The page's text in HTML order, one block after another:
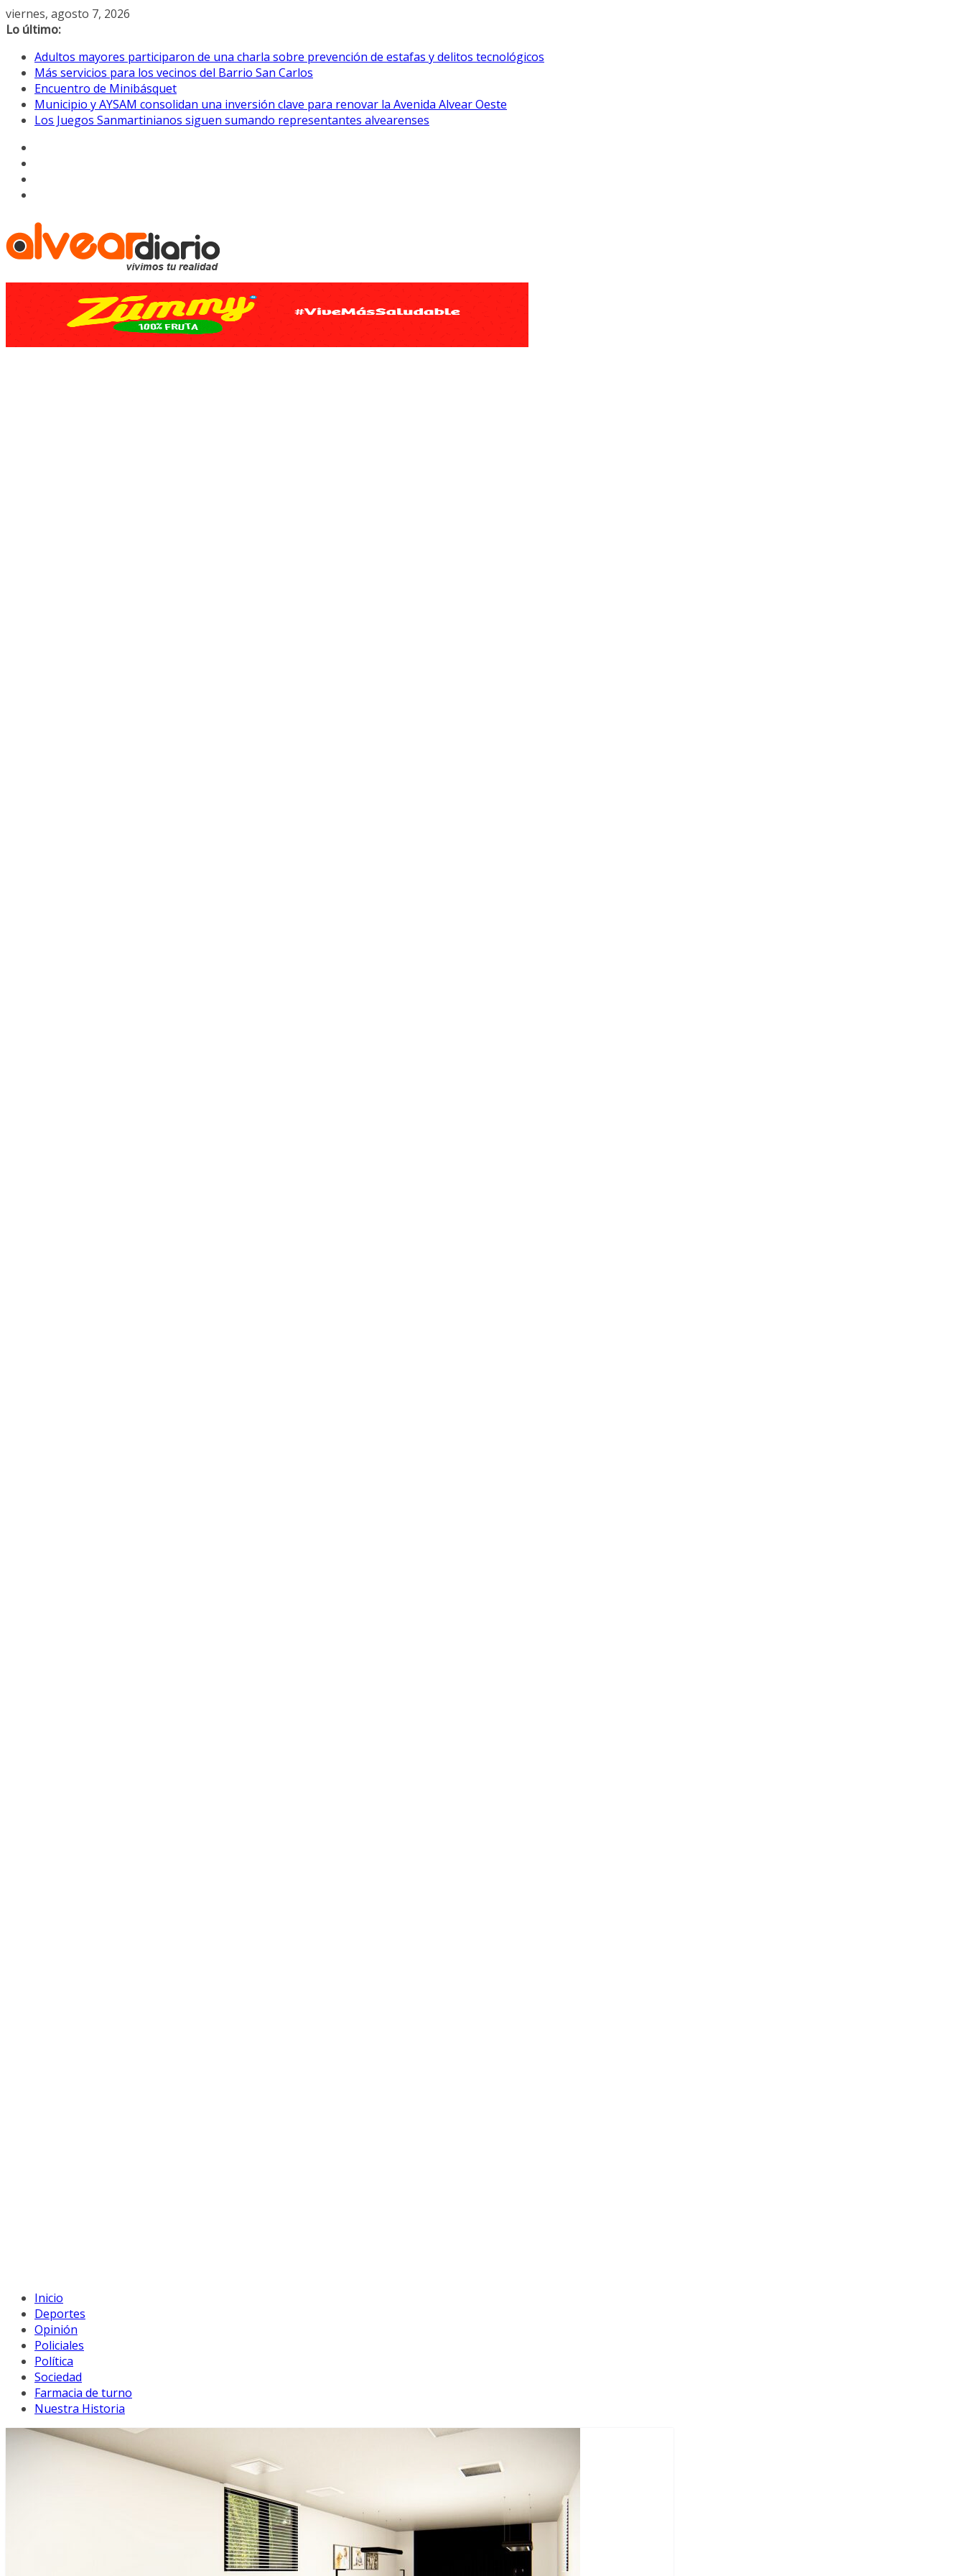
Saltar
al
viernes, agosto 7, 2026
Lo último:
Adultos mayores participaron de una charla sobre prevención de estafas y delitos tecnológicos
Más servicios para los vecinos del Barrio San Carlos
Encuentro de Minibásquet
Municipio y AYSAM consolidan una inversión clave para renovar la Avenida Alvear Oeste
Los Juegos Sanmartinianos siguen sumando representantes alvearenses
Inicio
Deportes
Opinión
Policiales
Política
Sociedad
Farmacia de turno
Nuestra Historia